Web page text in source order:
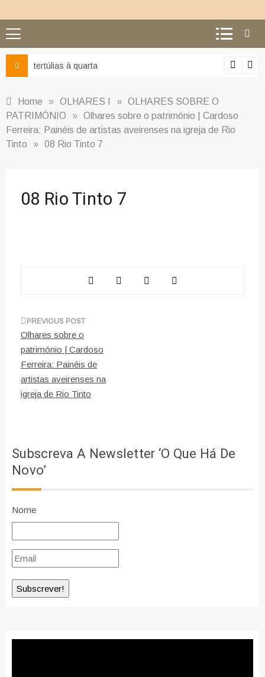
tertúlias à quarta
Home » OLHARES I » OLHARES SOBRE O
PATRIMÓNIO
» Olhares sobre o património | Cardoso
Ferreira: Painéis de artistas aveirenses na igreja de Rio
Tinto
» 08 Rio Tinto 7
08 Rio Tinto 7
Navegação
de
artigos
Olhares sobre o
património | Cardoso
Ferreira: Painéis de
artistas aveirenses na
igreja de Rio Tinto
Subscreva A Newsletter ‘O Que Há De
Novo’
Nome